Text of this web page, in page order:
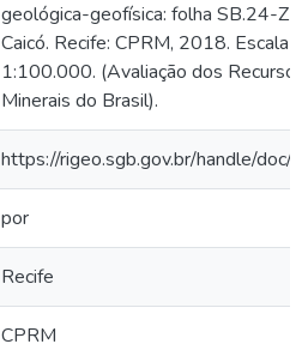
geológica-geofísica: folha SB.24-Z-
Caicó. Recife: CPRM, 2018. Escala
1:100.000. (Avaliação dos Recursos
Minerais do Brasil).
https://rigeo.sgb.gov.br/handle/doc/
por
Recife
CPRM